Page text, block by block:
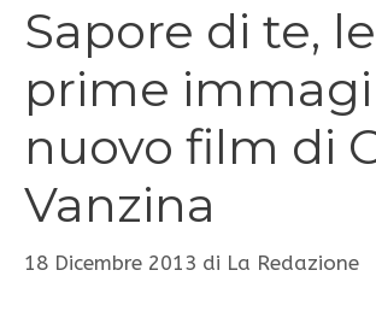
Sapore di te, le
prime
nuovo film di
Vanzina
18 Dicembre 2013 di La Redazione